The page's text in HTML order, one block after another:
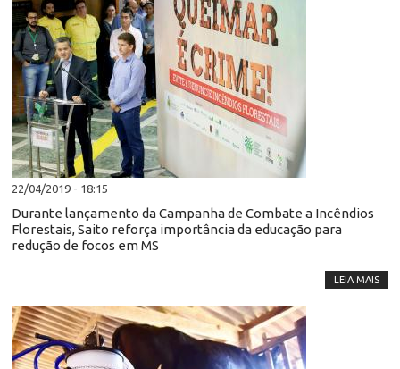
22/04/2019 - 18:15
Durante lançamento da Campanha de Combate a Incêndios
Florestais, Saito reforça importância da educação para
redução de focos em MS
LEIA MAIS